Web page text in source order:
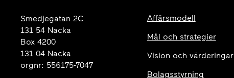
Smedjegatan 2C
131 54 Nacka
Box 4200
131 04 Nacka
orgnr: 556175-7047
Affärsmodell
Mål och strategier
Vision och värderingar
Bolagsstyrning